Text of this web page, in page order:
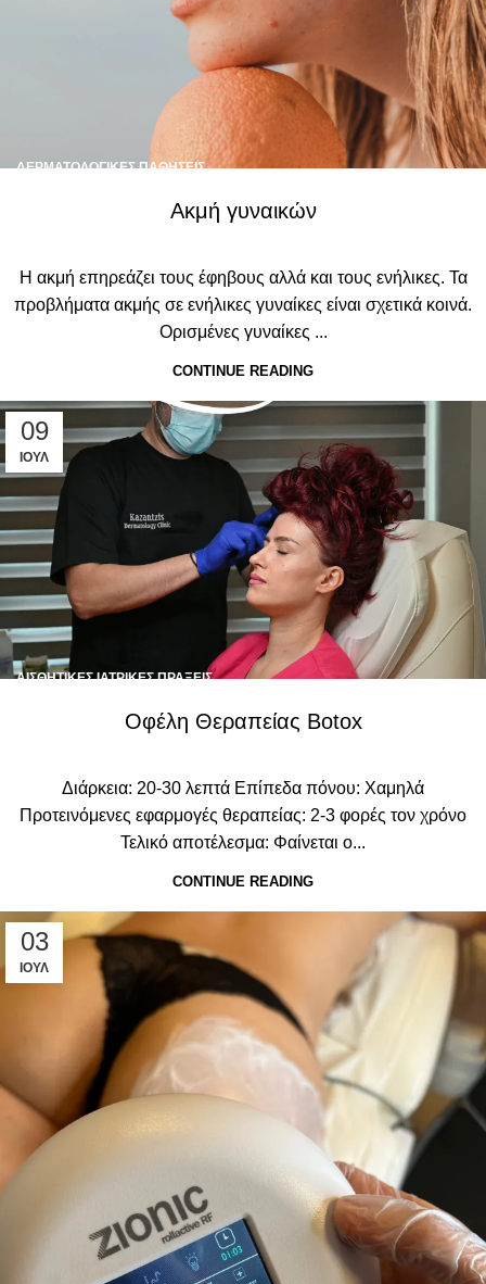
ΔΕΡΜΑΤΟΛΟΓΙΚΈΣ ΠΑΘΉΣΕΙΣ
Ακμή γυναικών
Η ακμή επηρεάζει τους έφηβους αλλά και τους ενήλικες. Τα
προβλήματα ακμής σε ενήλικες γυναίκες είναι σχετικά κοινά.
Ορισμένες γυναίκες ...
CONTINUE READING
09
ΙΟΎΛ
ΑΙΣΘΗΤΙΚΈΣ ΙΑΤΡΙΚΈΣ ΠΡΆΞΕΙΣ
Οφέλη Θεραπείας Botox
Διάρκεια: 20-30 λεπτά Επίπεδα πόνου: Χαμηλά
Προτεινόμενες εφαρμογές θεραπείας: 2-3 φορές τον χρόνο
Τελικό αποτέλεσμα: Φαίνεται ο...
CONTINUE READING
03
ΙΟΎΛ